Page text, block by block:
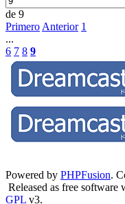
de 9
Primero Anterior 1
...
6 7 8 9
Powered by PHPFusion.
Released as free
GPL v3.